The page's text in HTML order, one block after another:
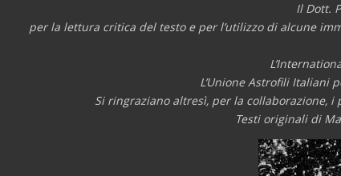
Il Dott.
per la lettura critica del testo e per l’utilizzo di alcune
L’Unione Astrofili Italiani
Si ringraziano altresì, per la collaborazione,
Testi originali di